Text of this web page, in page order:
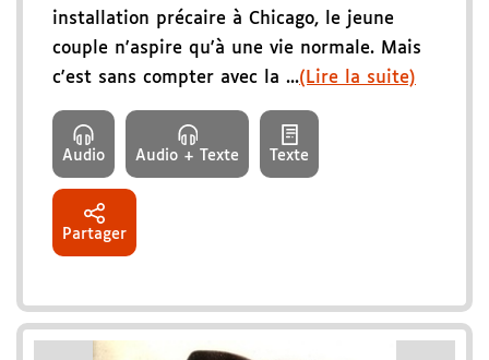
installation précaire à Chicago, le jeune
couple n'aspire qu'à une vie normale. Mais
c'est sans compter avec la ...(Lire la suite)
Audio Audio + Texte Texte
Partager